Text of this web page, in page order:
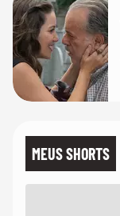
MEUS SHORTS